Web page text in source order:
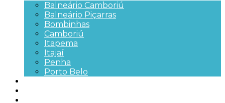
Balneário Camboriú
Balneário Piçarras
Bombinhas
Camboriú
Itapema
Itajaí
Penha
Porto Belo